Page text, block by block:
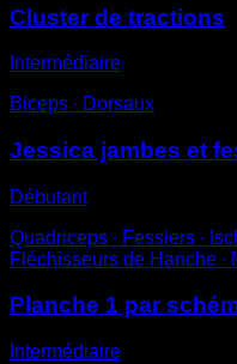
Cluster de tractions
Intermédiaire
Biceps ∙ Dorsaux
Jessica jambes et
Débutant
Quadriceps ∙ Fessiers ∙
Fléchisseurs de Hanche ∙
Planche 1 par
Intermédiaire